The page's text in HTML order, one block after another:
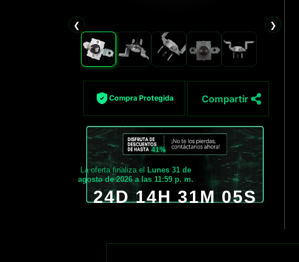
❮ ❯
Compra Protegida Compartir
41%
La oferta finaliza el Lunes 31 de
agosto de 2026 a las 11:59 p. m.
24D 14H 31M 03S